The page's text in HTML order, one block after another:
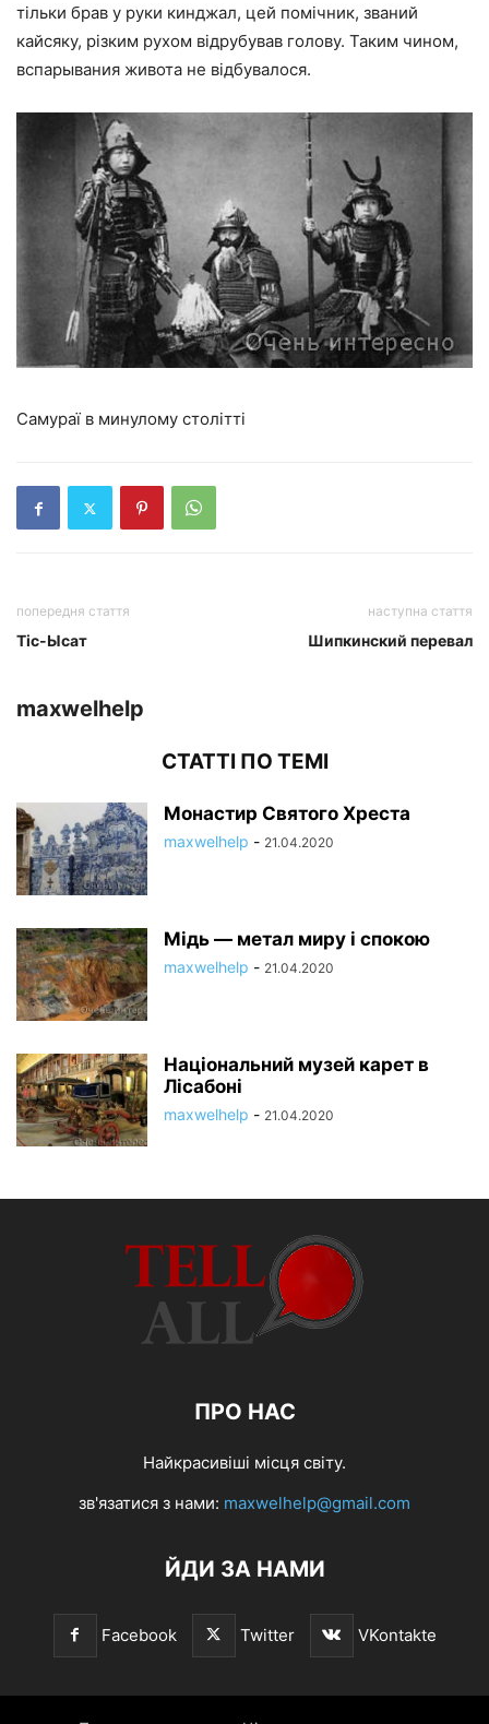
тільки брав у руки кинджал, цей помічник, званий
кайсяку, різким рухом відрубував голову. Таким чином,
вспарывания живота не відбувалося.
Самураї в минулому столітті
попередня стаття
Тіс-Ысат
наступна стаття
Шипкинский перевал
maxwelhelp
СТАТТІ ПО ТЕМІ
Монастир Святого Хреста
maxwelhelp - 21.04.2020
Мідь — метал миру і спокою
maxwelhelp - 21.04.2020
Національний музей карет в
Лісабоні
maxwelhelp - 21.04.2020
ПРО НАС
Найкрасивіші місця світу.
зв'язатися з нами: maxwelhelp@gmail.com
ЙДИ ЗА НАМИ
Facebook Twitter VKontakte